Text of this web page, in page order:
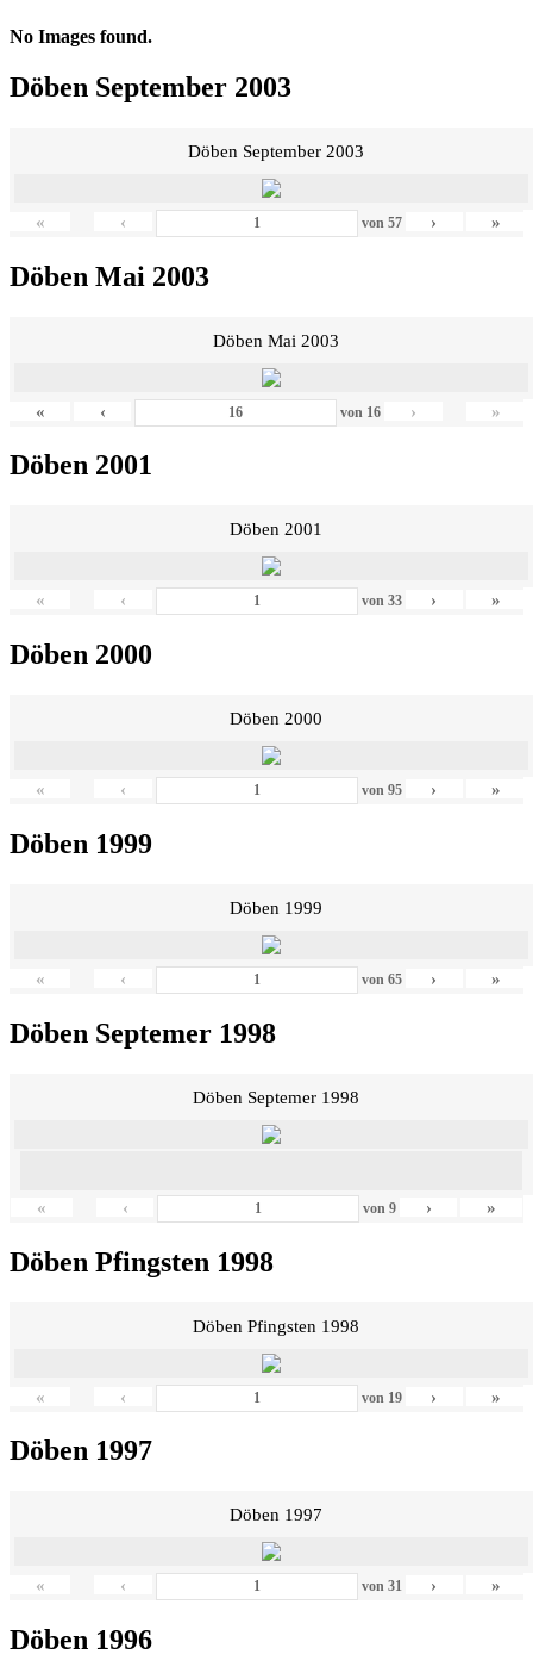
No Images found.
Döben September 2003
Döben September 2003
« ‹ von 57 › »
Döben Mai 2003
Döben Mai 2003
« ‹ von 16 › »
Döben 2001
Döben 2001
« ‹ von 33 › »
Döben 2000
Döben 2000
« ‹ von 95 › »
Döben 1999
Döben 1999
« ‹ von 65 › »
Döben Septemer 1998
Döben Septemer 1998
« ‹ von9 › »
Döben Pfingsten 1998
Döben Pfingsten 1998
« ‹ von 19 › »
Döben 1997
Döben 1997
« ‹ von 31 › »
Döben 1996